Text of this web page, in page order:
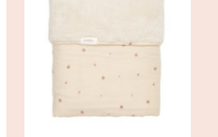
139.00 €
DÉTAILS